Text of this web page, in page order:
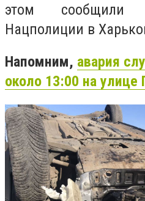
этом сообщили
Нацполиции в
Напомним, авария
около 13:00 на улице